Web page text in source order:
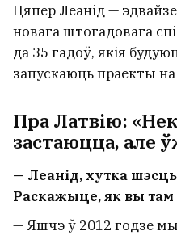
Цяпер Леанід —
новага штогадовага
да 35 гадоў, якія
запускаюць праекты
Пра Латвію:
застаюцца, але
— Леанід, хутка
Раскажыце, як вы там
— Яшчэ ў 2012 годзе